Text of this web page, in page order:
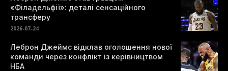
«Філадельфії»: деталі сенсаційного
трансферу
2026-07-24
Леброн Джеймс відклав оголошення нової
команди через конфлікт із керівництвом
НБА